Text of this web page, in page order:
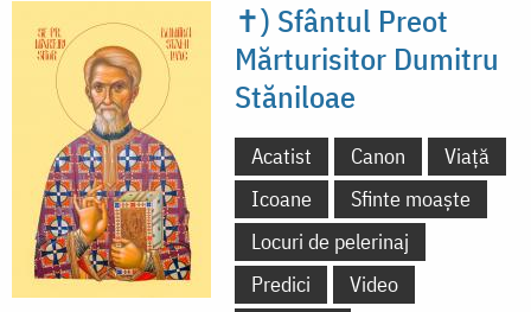
✝) Sfântul Preot
Mărturisitor Dumitru
Stăniloae
Acatist Canon
Viață
Icoane
Sfinte moaște
Locuri de pelerinaj
Predici
Video